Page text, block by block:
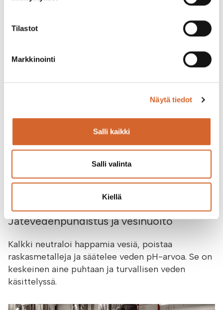
Tilastot
Markkinointi
Näytä tiedot
Salli kaikki
Salli valinta
Kiellä
valmistuksessa. Se kovettuu kemiallisesti
työseosten työstettävyyttä.
Jätevedenpuhdistus ja vesihuolto
Kalkki neutraloi happamia vesiä, poistaa
raskasmetalleja ja säätelee veden pH-arvoa. Se on
keskeinen aine puhtaan ja turvallisen veden
käsittelyssä.